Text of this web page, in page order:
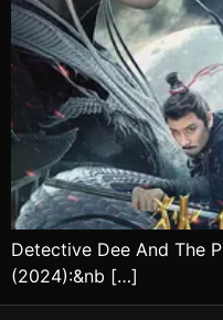
Detective Dee And The
(2024):&nb […]